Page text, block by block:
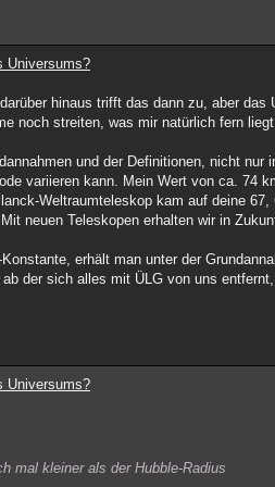
Universums?
hinaus trifft das dann zu, aber
noch streiten, was mir natürlich fern liegt
und der Definitionen, nicht
variieren kann. Mein Wert von ca. 74
Weltraumteleskop kam auf deine
neuen Teleskopen erhalten wir in
erhält man unter der
der sich alles mit ÜLG von uns
Universums?
mal kleiner als der Hubble-Radius